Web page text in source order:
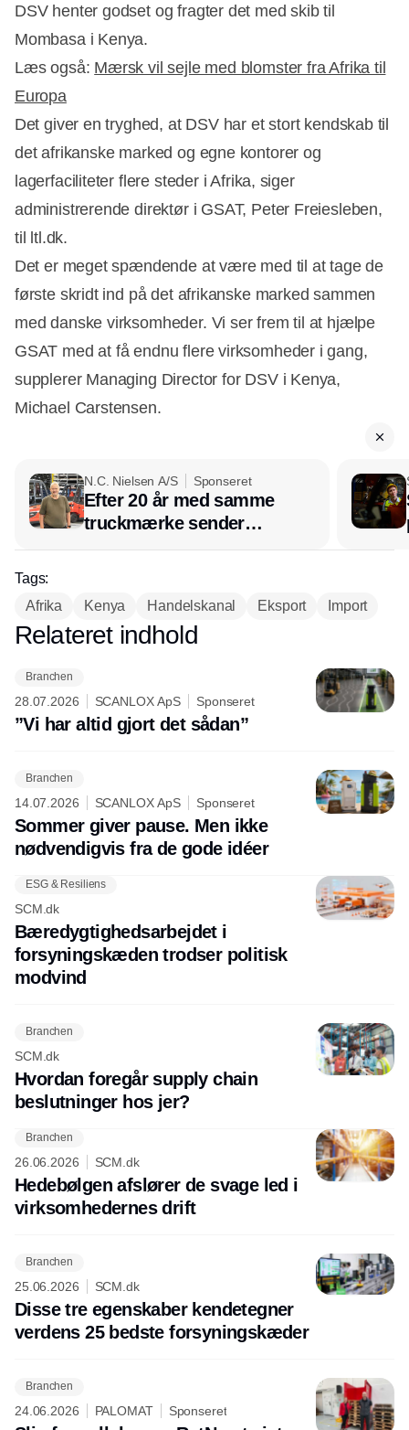
DSV henter godset og fragter det med skib til
Mombasa i Kenya.
Læs også: Mærsk vil sejle med blomster fra Afrika til
Europa
Det giver en tryghed, at DSV har et stort kendskab til
det afrikanske marked og egne kontorer og
lagerfaciliteter flere steder i Afrika, siger
administrerende direktør i GSAT, Peter Freiesleben,
til ltl.dk.
Det er meget spændende at være med til at tage de
første skridt ind på det afrikanske marked sammen
med danske virksomheder. Vi ser frem til at hjælpe
GSAT med at få endnu flere virksomheder i gang,
supplerer Managing Director for DSV i Kenya,
Michael Carstensen.
N.C. Nielsen A/S Sponseret
Efter 20 år med samme
truckmærke sender
lagerchef stafetten videre
Tags:
Afrika
Kenya Handelskanal Eksport Import
Annonce
Relateret indhold
Branchen
28.07.2026 SCANLOX ApS Sponseret
”Vi har altid gjort det sådan”
Branchen
14.07.2026 SCANLOX ApS Sponseret
Sommer giver pause. Men ikke
nødvendigvis fra de gode idéer
ESG & Resiliens
SCM.dk
Bæredygtighedsarbejdet i
forsyningskæden trodser politisk
modvind
Branchen
SCM.dk
Hvordan foregår supply chain
beslutninger hos jer?
Branchen
26.06.2026 SCM.dk
Hedebølgen afslører de svage led i
virksomhedernes drift
Branchen
25.06.2026 SCM.dk
Disse tre egenskaber kendetegner
verdens 25 bedste forsyningskæder
Branchen
24.06.2026 PALOMAT Sponseret